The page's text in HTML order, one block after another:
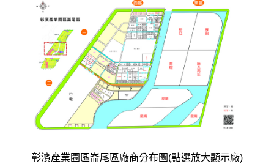
彰濱產業園區崙尾區廠商分布圖(點選放大顯示廠)